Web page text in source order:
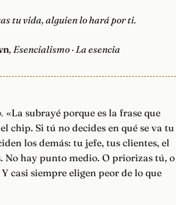
tu vida, alguien lo hará por ti.
, Esencialismo · La esencia
«La subrayé porque es la frase que
chip. Si tú no decides en qué se va tu
los demás: tu jefe, tus clientes, el
No hay punto medio. O priorizas tú, o
casi siempre eligen peor de lo que